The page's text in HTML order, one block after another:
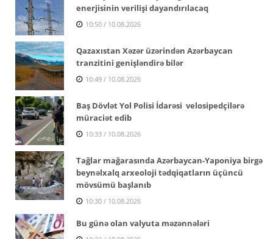
enerjisinin verilişi dayandırılacaq
10:50 / 10.08.2026
Qazaxıstan Xəzər üzərindən Azərbaycan
tranzitini genişləndirə bilər
10:49 / 10.08.2026
Baş Dövlət Yol Polisi İdarəsi velosipedçilərə
müraciət edib
10:33 / 10.08.2026
Tağlar mağarasında Azərbaycan-Yaponiya birgə
beynəlxalq arxeoloji tədqiqatların üçüncü
mövsümü başlanıb
10:30 / 10.08.2026
Bu günə olan valyuta məzənnələri